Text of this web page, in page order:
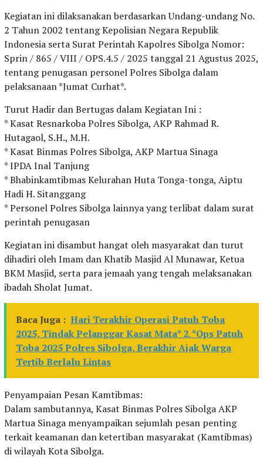
Kegiatan ini dilaksanakan berdasarkan Undang-undang No.
2 Tahun 2002 tentang Kepolisian Negara Republik
Indonesia serta Surat Perintah Kapolres Sibolga Nomor:
Sprin / 865 / VIII / OPS.4.5 / 2025 tanggal 21 Agustus 2025,
tentang penugasan personel Polres Sibolga dalam
pelaksanaan *Jumat Curhat*.
Turut Hadir dan Bertugas dalam Kegiatan Ini :
* Kasat Resnarkoba Polres Sibolga, AKP Rahmad R.
Hutagaol, S.H., M.H.
* Kasat Binmas Polres Sibolga, AKP Martua Sinaga
* IPDA Inal Tanjung
* Bhabinkamtibmas Kelurahan Huta Tonga-tonga, Aiptu
Hadi H. Sitanggang
* Personel Polres Sibolga lainnya yang terlibat dalam surat
perintah penugasan
Kegiatan ini disambut hangat oleh masyarakat dan turut
dihadiri oleh Imam dan Khatib Masjid Al Munawar, Ketua
BKM Masjid, serta para jemaah yang tengah melaksanakan
ibadah Sholat Jumat.
Baca Juga : Hari Terakhir Operasi Patuh Toba
2025, Tindak Pelanggar Kasat Mata* 2. *Ops Patuh
Toba 2025 Polres Sibolga, Berakhir Ajak Warga
Tertib Berlalu Lintas
Penyampaian Pesan Kamtibmas:
Dalam sambutannya, Kasat Binmas Polres Sibolga AKP
Martua Sinaga menyampaikan sejumlah pesan penting
terkait keamanan dan ketertiban masyarakat (Kamtibmas)
di wilayah Kota Sibolga.